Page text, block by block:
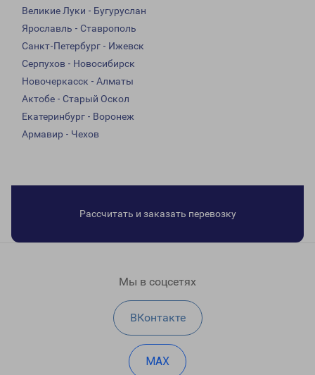
Великие Луки - Бугуруслан
Ярославль - Ставрополь
Санкт-Петербург - Ижевск
Серпухов - Новосибирск
Новочеркасск - Алматы
Актобе - Старый Оскол
Екатеринбург - Воронеж
Армавир - Чехов
Рассчитать и заказать перевозку
Мы в соцсетях
ВКонтакте
MAX